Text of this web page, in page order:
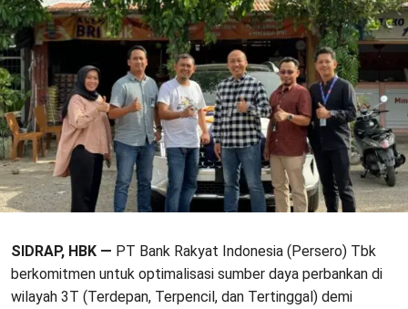
SIDRAP, HBK — PT Bank Rakyat Indonesia (Persero) Tbk
berkomitmen untuk optimalisasi sumber daya perbankan di
wilayah 3T (Terdepan, Terpencil, dan Tertinggal) demi